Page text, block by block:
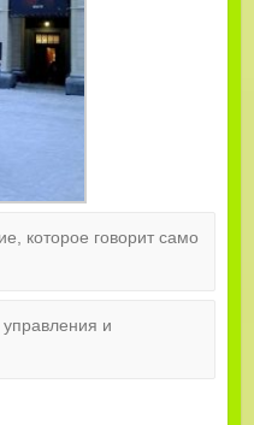
которое говорит само
управления и